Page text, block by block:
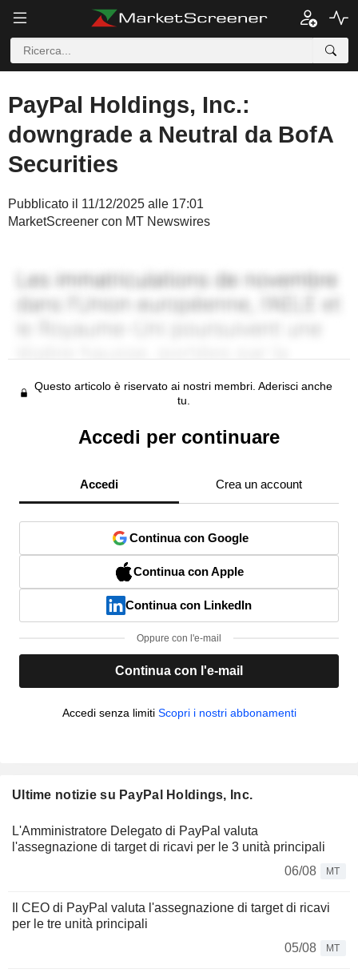
PayPal Holdings, Inc.:
downgrade a Neutral da BofA
Securities
Pubblicato il 11/12/2025 alle 17:01
MarketScreener con MT Newswires
Questo articolo è riservato ai nostri membri. Aderisci anche
tu.
Accedi per continuare
Accedi Crea un account
Continua con Google
Continua con Apple
Continua con LinkedIn
Oppure con l'e-mail
Continua con l'e-mail
Accedi senza limiti Scopri i nostri abbonamenti
Ultime notizie su PayPal Holdings, Inc.
L'Amministratore Delegato di PayPal valuta
l'assegnazione di target di ricavi per le 3 unità principali
06/08
MT
Il CEO di PayPal valuta l'assegnazione di target di ricavi
per le tre unità principali
05/08
MT